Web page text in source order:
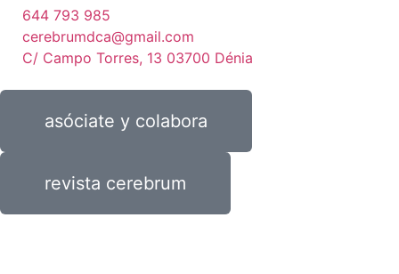
644 793 985
cerebrumdca@gmail.com
C/ Campo Torres, 13 03700 Dénia
asóciate y colabora
revista cerebrum